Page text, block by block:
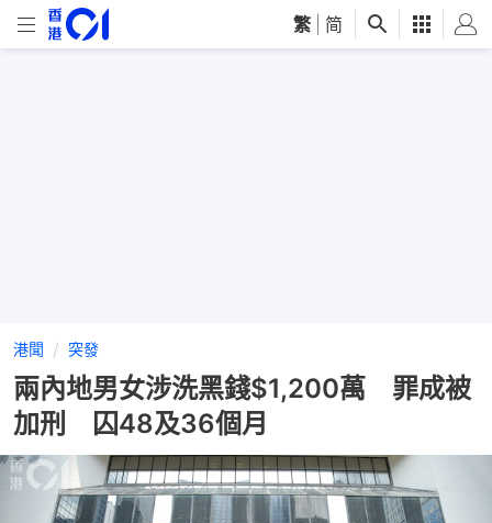
繁 简
港聞 突發
兩內地男女涉洗黑錢$1,200萬 罪成被
加刑 囚48及36個月